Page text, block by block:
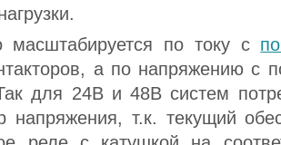
масштабируется по току с
а по напряжению с
для 24В и 48В систем
напряжения, т.к. текущий